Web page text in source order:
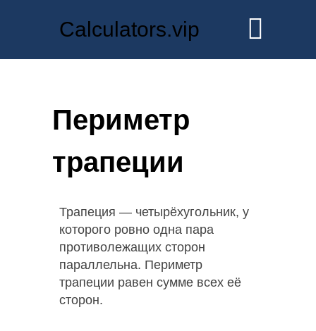
Calculators.vip
Периметр
трапеции
Трапеция — четырёхугольник, у
которого ровно одна пара
противолежащих сторон
параллельна. Периметр
трапеции равен сумме всех её
сторон.